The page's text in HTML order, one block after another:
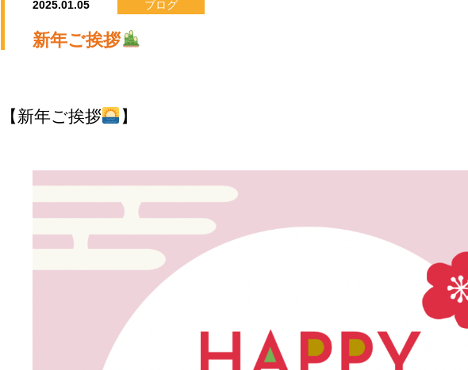
2025.01.05 ブログ
新年ご挨拶
【新年ご挨拶 】